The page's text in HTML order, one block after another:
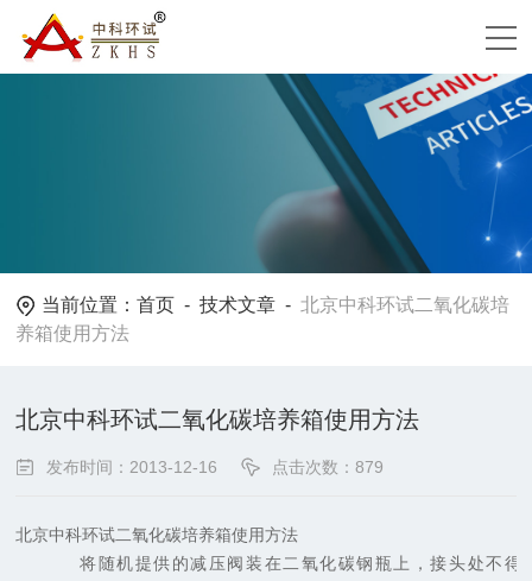
当前位置：首页 -技术文章 -北京中科环试二氧化碳培
养箱使用方法
北京中科环试二氧化碳培养箱使用方法
发布时间：2013-12-16 点击次数：879
北京中科环试二氧化碳培养箱使用方法
将随机提供的减压阀装在二氧化碳钢瓶上，接头处不得